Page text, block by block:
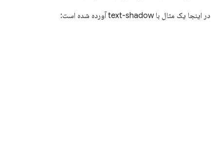
در اینجا یک مثال با text-shadow آورده شده است: